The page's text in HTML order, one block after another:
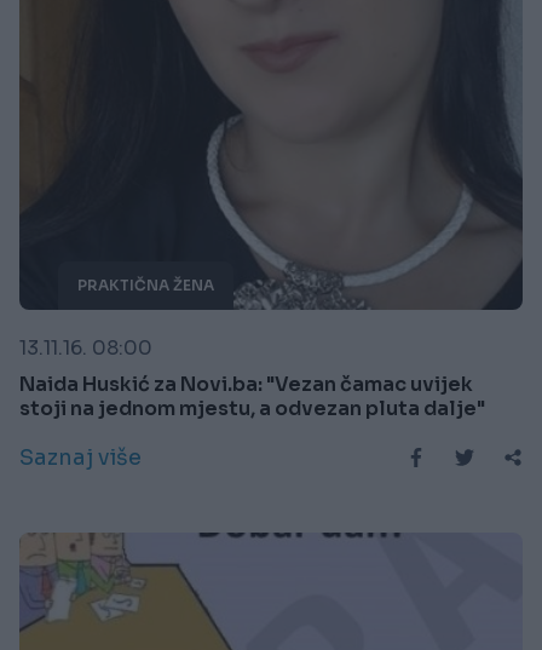
PRAKTIČNA ŽENA
13.11.16. 08:00
Naida Huskić za Novi.ba: "Vezan čamac uvijek
stoji na jednom mjestu, a odvezan pluta dalje"
Saznaj više